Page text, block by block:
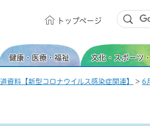
トップページ
健康・医療・福祉 文化・スポーツ
資料【新型コロナウイルス感染症関連】 > 6